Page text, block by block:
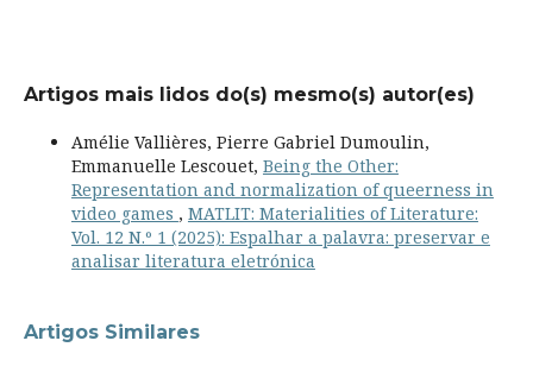
Artigos mais lidos do(s) mesmo(s) autor(es)
Amélie Vallières, Pierre Gabriel Dumoulin,
Emmanuelle Lescouet, Being the Other:
Representation and normalization of queerness in
video games , MATLIT: Materialities of Literature:
Vol. 12 N.º 1 (2025): Espalhar a palavra: preservar e
analisar literatura eletrónica
Artigos Similares